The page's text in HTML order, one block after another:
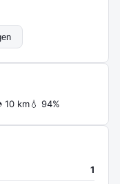
10 km💧 94%
1